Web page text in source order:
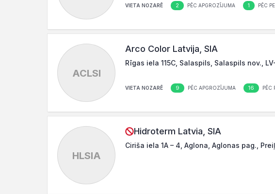
VIETA NOZARĒ 2 PĒC APGROZĪJUMA 1 PĒC
ACLSI
Arco Color Latvija, SIA
Rīgas iela 115C, Salaspils, Salaspils nov.,
VIETA NOZARĒ 9 PĒC APGROZĪJUMA 16 PĒC
HLSIA
Hidroterm Latvia, SIA
Ciriša iela 1A – 4, Aglona, Aglonas pag.,